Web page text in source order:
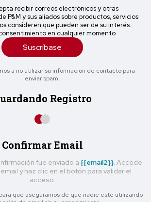
recibir correos electrónicos y otras
P&M y sus aliados sobre productos, servicios
consideren que pueden ser de su interés.
en cualquier momento
Suscríbase
a no utilizar su información de contacto para
enviar spam.
Registro
Confirmar Email
fue enviado a {{email2}} . Accede
y haz clic en el botón para validar el
acceso.
que asegurarnos de que nadie esté utilizando